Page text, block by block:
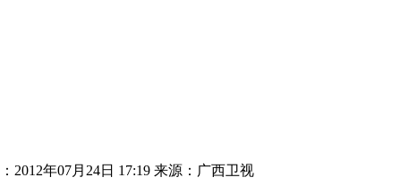
2012年07月24日 17:19 来源：广西卫视